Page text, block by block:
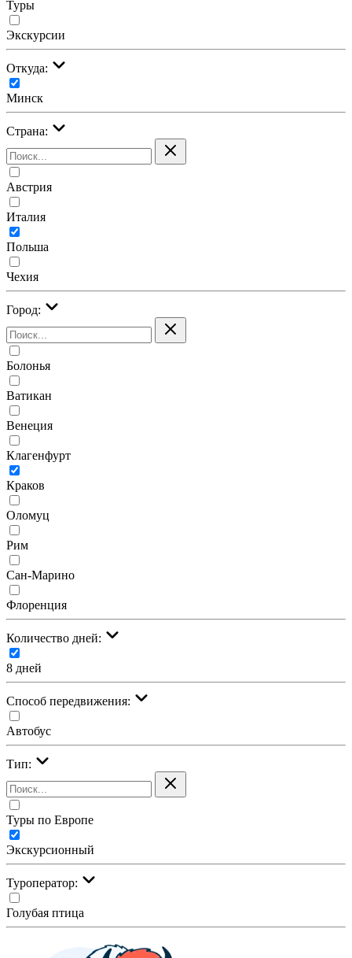
Туры
Экскурсии
Откуда:
Минск
Страна:
Австрия
Италия
Польша
Чехия
Город:
Болонья
Ватикан
Венеция
Клагенфурт
Краков
Оломуц
Рим
Сан-Марино
Флоренция
Количество дней:
8 дней
Cпособ передвижения:
Автобус
Тип:
Туры по Европе
Экскурсионный
Туроператор:
Голубая птица